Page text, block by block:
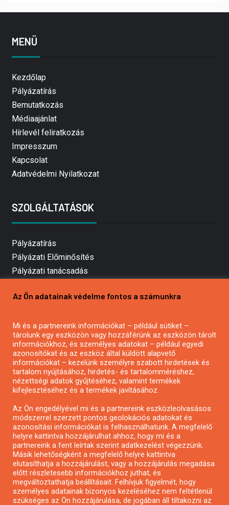
MENÜ
Kezdőlap
Pályázatírás
Bemutatkozás
Médiaajánlat
Hírlevél feliratkozás
Impresszum
Kapcsolat
Adatvédelmi Nyilatkozat
SZOLGÁLTATÁSOK
Pályázatírás
Pályázati Előminősítés
Pályázati tanácsadás
Mezőgazdasági pályázatírás
Pályázatírás civil szervezeteknek
Pályázatírás önkormányzatoknak
Pályázatfigyelés
Specifikus pályázatfigyelés vagy hírlevél
Pályázatok magánszemélyeknek
Pályázatok civil szervezeteknek
Pályázatok vállalkozásoknak
Önkormányzati pályázatok
Mezőgazdasági pályázatok
Az Ön adatainak védelme fontos a számunkra
Mi és a partnereink információkat – például sütiket –
tárolunk egy eszközön vagy hozzáférünk az eszközön tárolt
információkhoz, és személyes adatokat – például egyedi
azonosítókat és az eszköz által küldött alapvető
információkat – kezelünk személyre szabott hirdetések és
tartalom nyújtásához, hirdetés- és tartalomméréshez,
nézettségi adatok gyűjtéséhez, valamint termékek
kifejlesztéséhez és a termékek javításához.
Az Ön engedélyével mi és a partnereink eszközleolvasásos
módszerrel szerzett pontos geolokációs adatokat és
azonosítási információkat is felhasználhatunk. A megfelelő
helyre kattintva hozzájárulhat ahhoz, hogy mi és a
partnereink a fent leírtak szerint adatkezelést végezzünk.
Másik lehetőségként a megfelelő helyre kattintva
elutasíthatja a hozzájárulást, vagy a hozzájárulás megadása
előtt részletesebb információkhoz juthat, és
megváltoztathatja beállításait. Felhívjuk figyelmét, hogy
személyes adatainak bizonyos kezeléséhez nem feltétlenül
szükséges az Ön hozzájárulása, de jogában áll tiltakozni az